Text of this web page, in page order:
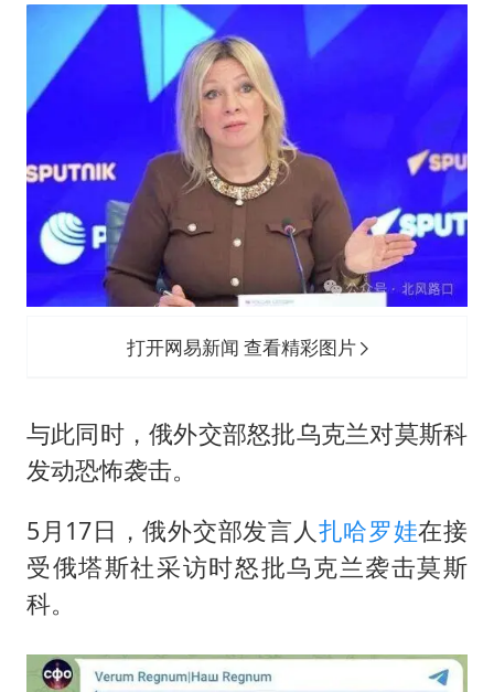
打开网易新闻 查看精彩图片
与此同时，俄外交部怒批乌克兰对莫斯科
发动恐怖袭击。
5月17日，俄外交部发言人扎哈罗娃在接
受俄塔斯社采访时怒批乌克兰袭击莫斯
科。